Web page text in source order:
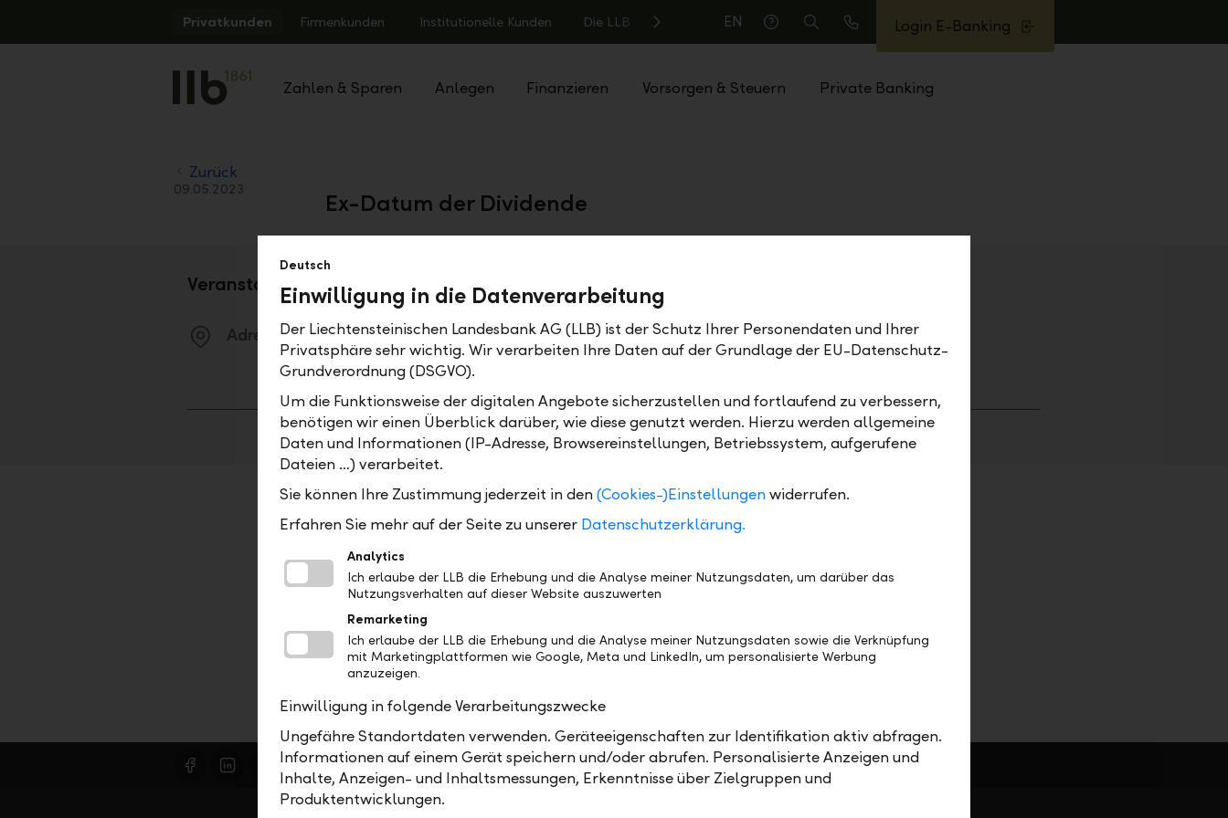
Privatkunden Firmenkunden Institutionelle Kunden Die LLB
EN
Hilfe
Suche
Anrufen
Login E-Banking
Zahlen & Sparen Anlegen Finanzieren Vorsorgen & Steuern Private Banking
Zurück
09.05.2023 Ex-Datum der Dividende
Veranstaltungsdetails
Adresse Datum Uhrzeit
Teilen Drucken
Deutsch
Einwilligung in die Datenverarbeitung
Der Liechtensteinischen Landesbank AG (LLB) ist der Schutz Ihrer Personendaten und Ihrer
Privatsphäre sehr wichtig. Wir verarbeiten Ihre Daten auf der Grundlage der EU-Datenschutz-
Grundverordnung (DSGVO).
Um die Funktionsweise der digitalen Angebote sicherzustellen und fortlaufend zu verbessern,
benötigen wir einen Überblick darüber, wie diese genutzt werden. Hierzu werden allgemeine
Daten und Informationen (IP-Adresse, Browsereinstellungen, Betriebssystem, aufgerufene
Dateien …) verarbeitet.
Sie können Ihre Zustimmung jederzeit in den(Cookies-)Einstellungenwiderrufen.
Erfahren Sie mehr auf der Seite zu unserer Datenschutzerklärung.
Analytics
Ich erlaube der LLB die Erhebung und die Analyse meiner Nutzungsdaten, um darüber das
Nutzungsverhalten auf dieser Website auszuwerten
Remarketing
Ich erlaube der LLB die Erhebung und die Analyse meiner Nutzungsdaten sowie die Verknüpfung
mit Marketingplattformen wie Google, Meta und LinkedIn, um personalisierte Werbung
anzuzeigen.
Einwilligung in folgende Verarbeitungszwecke
Ungefähre Standortdaten verwenden. Geräteeigenschaften zur Identifikation aktiv abfragen.
Informationen auf einem Gerät speichern und/oder abrufen. Personalisierte Anzeigen und
Inhalte, Anzeigen- und Inhaltsmessungen, Erkenntnisse über Zielgruppen und
Produktentwicklungen.